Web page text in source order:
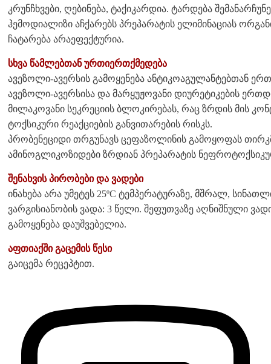
კრუნჩხვები, ღებინება, ტაქიკარდია. ტარდება
ჰემოდიალიზი აჩქარებს პრეპარატის ელიმინაციას
ჩატარება არაეფექტურია.
სხვა წამლებთან ურთიერთქმედება
ავეზოლი-ავერსის გამოყენება ანტიკოაგულანტებთან
ავეზოლი-ავერსისა და მარყუჟოვანი დიურეტიკების
მილაკოვანი სეკრეციის ბლოკირებას, რაც ზრდის მის
ტოქსიკური რეაქციების განვითარების რისკს.
პრობენეციდი თრგუნავს ცეფაზოლინის გამოყოფას
ამინოგლიკოზიდები ზრდიან პრეპარატის
შენახვის პირობები და ვადები
ინახება არა უმეტეს 25ºC ტემპერატურაზე, მშრალ,
ვარგისიანობის ვადა: 3 წელი. შეფუთვაზე აღნიშნული
გამოყენება დაუშვებელია.
აფთიაქში გაცემის წესი
გაიცემა რეცეპტით.